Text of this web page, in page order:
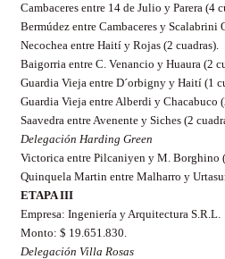
Cambaceres entre 14 de Julio y Parera (4
Bermúdez entre Cambaceres y Scalabrini
Necochea entre Haití y Rojas (2 cuadras).
Baigorria entre C. Venancio y Huaura (2
Guardia Vieja entre D´orbigny y Haití (1
Guardia Vieja entre Alberdi y Chacabuco
Saavedra entre Avenente y Siches (2
Delegación Harding Green
Victorica entre Pilcaniyen y M. Borghino
Quinquela Martin entre Malharro y
ETAPA III
Empresa: Ingeniería y Arquitectura S.R.L.
Monto: $ 19.651.830.
Delegación Villa Rosas